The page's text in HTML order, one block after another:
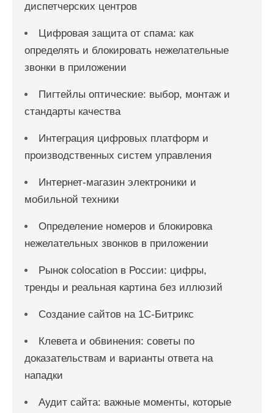
диспетчерских центров
Цифровая защита от спама: как
определять и блокировать нежелательные
звонки в приложении
Пигтейлы оптические: выбор, монтаж и
стандарты качества
Интеграция цифровых платформ и
производственных систем управления
Интернет-магазин электроники и
мобильной техники
Определение номеров и блокировка
нежелательных звонков в приложении
Рынок colocation в России: цифры,
тренды и реальная картина без иллюзий
Создание сайтов на 1С-Битрикс
Клевета и обвинения: советы по
доказательствам и варианты ответа на
нападки
Аудит сайта: важные моменты, которые